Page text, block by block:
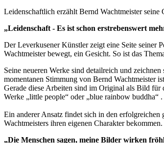
Leidenschaftlich erzählt Bernd Wachtmeister seine
„Leidenschaft - Es ist schon erstrebenswert
Der Leverkusener Künstler zeigt eine Seite seiner
Wachtmeister bewegt, ein Gesicht. So ist das
Seine neueren Werke sind detailreich und
momentanen Stimmung von Bernd Wachtmeister
Gerade diese Arbeiten sind im Original als Bild für
Werke „little people“ oder „blue rainbow buddha“ .
Ein anderer Ansatz findet sich in den
Wachtmeisters ihren eigenen Charakter
„Die Menschen sagen, meine Bilder wirken